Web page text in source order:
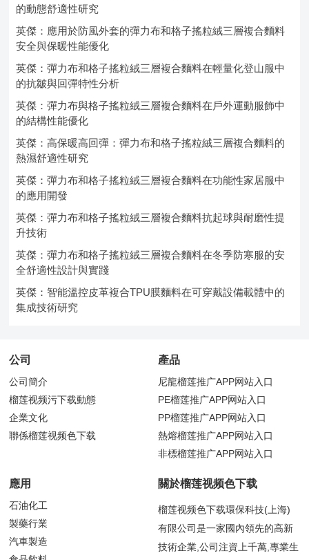
的動態舒適性研究
英傑：應用於防風外套的彈力布和格子搖粒絨三層複合麵料
安全與保暖性能優化
英傑：彈力布和格子搖粒絨三層複合麵料在輕量化登山服中
的抗皺與回彈特性分析
英傑：彈力布與格子搖粒絨三層複合麵料在戶外運動服飾中
的結構性能優化
英傑：高保暖高回彈：彈力布和格子搖粒絨三層複合麵料的
熱濕舒適性研究
英傑：彈力布和格子搖粒絨三層複合麵料在功能性家居服中
的應用開發
英傑：彈力布和格子搖粒絨三層複合麵料抗起球與耐磨性提
升技術
英傑：彈力布和格子搖粒絨三層複合麵料在冬季防寒服的安
全舒適性設計與實踐
英傑：智能溫控皮革複合TPU膜麵料在可穿戴設備載體中的
集成技術研究
公司
公司簡介
榴莲视频污下载動態
企業文化
聯係榴莲视频色下载
產品
尼龍榴莲推广APP网站入口
PE榴莲推广APP网站入口
PP榴莲推广APP网站入口
熱熔榴莲推广APP网站入口
非標榴莲推广APP网站入口
應用
石油化工
製藥行業
汽車製造
關於榴莲视频色下载
榴莲视频色下载環保科技(上海)
有限公司是一家國內領先的高新
技術企業,公司注資上千萬,專業生